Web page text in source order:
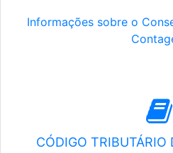
Informações sobre o
CÓDIGO TRIBUTÁRIO